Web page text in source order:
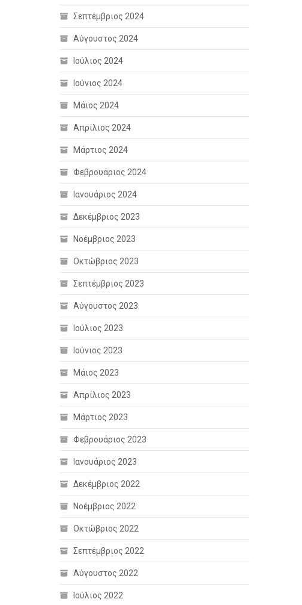
Σεπτέμβριος 2024
Αύγουστος 2024
Ιούλιος 2024
Ιούνιος 2024
Μάιος 2024
Απρίλιος 2024
Μάρτιος 2024
Φεβρουάριος 2024
Ιανουάριος 2024
Δεκέμβριος 2023
Νοέμβριος 2023
Οκτώβριος 2023
Σεπτέμβριος 2023
Αύγουστος 2023
Ιούλιος 2023
Ιούνιος 2023
Μάιος 2023
Απρίλιος 2023
Μάρτιος 2023
Φεβρουάριος 2023
Ιανουάριος 2023
Δεκέμβριος 2022
Νοέμβριος 2022
Οκτώβριος 2022
Σεπτέμβριος 2022
Αύγουστος 2022
Ιούλιος 2022